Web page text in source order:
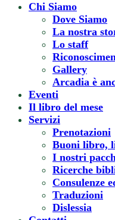
Chi Siamo
Dove Siamo
La nostra
Lo staff
Gallery
Arcadia è
Eventi
Il libro del mese
Servizi
Prenotazioni
Buoni libro,
I nostri
Ricerche
Consulenze
Traduzioni
Dislessia